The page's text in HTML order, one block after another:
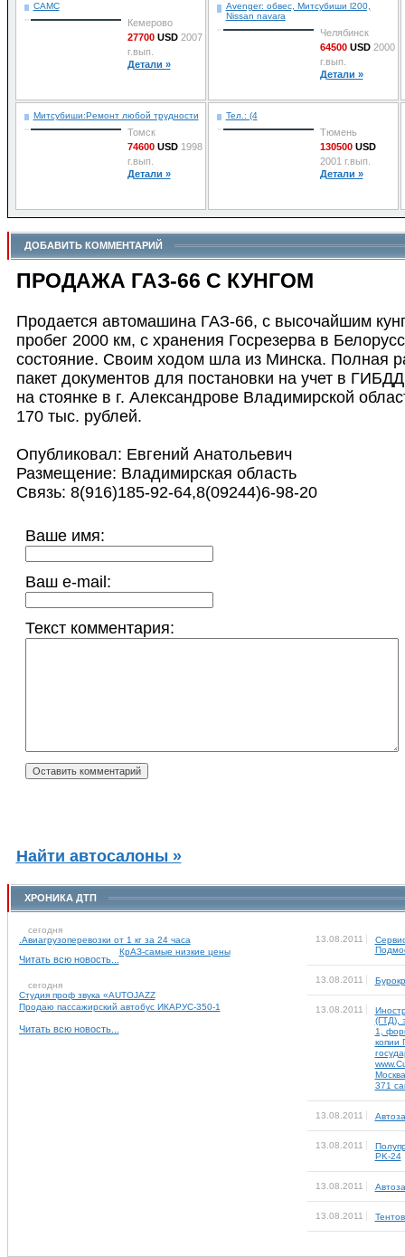
CAMC
Кемерово
27700USD2007
г.вып.
Детали »
Avenger: обвес, Митсубиши l200,
Nissan navara
Челябинск
64500USD2000
г.вып.
Детали »
Митсубиши:Ремонт любой трудности
Томск
74600USD1998
г.вып.
Детали »
Тел.: (4
Тюмень
130500USD
2001 г.вып.
Детали »
ДОБАВИТЬ КОММЕНТАРИЙ
ПРОДАЖА ГАЗ-66 С КУНГОМ
Продается автомашина ГАЗ-66, с высочайшим
пробег 2000 км, с хранения Госрезерва в
состояние. Своим ходом шла из Минска. Полная
пакет документов для постановки на учет в
на стоянке в г. Александрове Владимирской
170 тыс. рублей.
Опубликовал: Евгений Анатольевич
Размещение: Владимирская область
Связь: 8(916)185-92-64,8(09244)6-98-20
Ваше имя:
Ваш e-mail:
Текст комментария:
Найти автосалоны »
ХРОНИКА ДТП
сегодня
.Авиагрузоперевозки от 1 кг за 24 часа
КрАЗ-самые низкие цены
Читать всю новость...
сегодня
Студия проф звука «AUTOJAZZ
Продаю пассажирский автобус ИКАРУС-350-1
Читать всю новость...
13.08.2011
13.08.2011
13.08.2011
(ГТД),
1,
копии
371
13.08.2011
13.08.2011
PK-24
13.08.2011
13.08.2011